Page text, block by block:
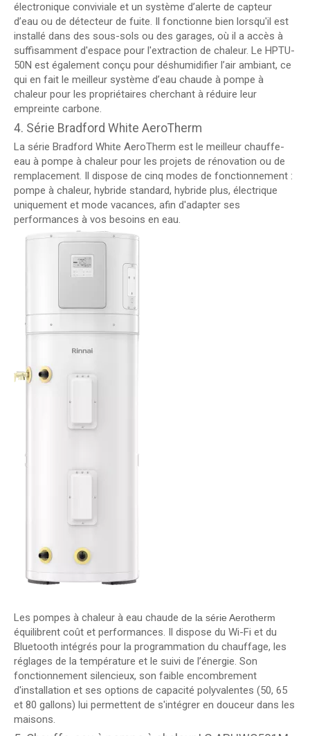
électronique conviviale et un système d’alerte de capteur
d’eau ou de détecteur de fuite. Il fonctionne bien lorsqu'il est
installé dans des sous-sols ou des garages, où il a accès à
suffisamment d'espace pour l'extraction de chaleur. Le HPTU-
50N est également conçu pour déshumidifier l’air ambiant, ce
qui en fait le meilleur système d’eau chaude à pompe à
chaleur pour les propriétaires cherchant à réduire leur
empreinte carbone.
4. Série Bradford White AeroTherm
La série Bradford White AeroTherm est le meilleur chauffe-
eau à pompe à chaleur pour les projets de rénovation ou de
remplacement. Il dispose de cinq modes de fonctionnement :
pompe à chaleur, hybride standard, hybride plus, électrique
uniquement et mode vacances, afin d'adapter ses
performances à vos besoins en eau.
Les pompes à chaleur à eau chaude de la série Aerotherm
équilibrent coût et performances. Il dispose du Wi-Fi et du
Bluetooth intégrés pour la programmation du chauffage, les
réglages de la température et le suivi de l’énergie. Son
fonctionnement silencieux, son faible encombrement
d'installation et ses options de capacité polyvalentes (50, 65
et 80 gallons) lui permettent de s'intégrer en douceur dans les
maisons.